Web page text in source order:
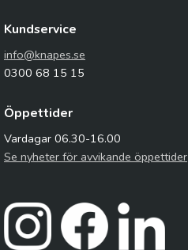
Kundservice
info@knapes.se
0300 68 15 15
Öppettider
Vardagar 06.30-16.00
Se nyheter för avvikande öppettider